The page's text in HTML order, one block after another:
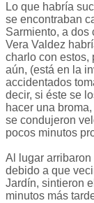
Lo que habría
se encontraban
Sarmiento, a dos
Vera Valdez
charlo con estos,
aún, (está en la
accidentados
decir, si éste se
hacer una
se condujeron
pocos minutos
Al lugar
debido a que
Jardín, sintieron
minutos más